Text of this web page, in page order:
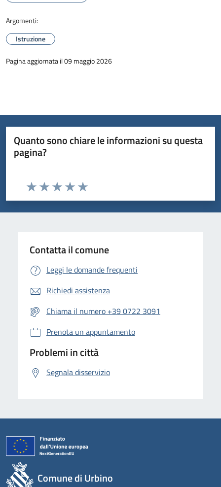
Argomenti:
Istruzione
Pagina aggiornata il 09 maggio 2026
Quanto sono chiare le informazioni su questa
pagina?
Valuta da 1 a 5 stelle la pagina
Valuta 5 stelle su 5
Valuta 4 stelle su 5
Valuta 3 stelle su 5
Valuta 2 stelle su 5
Valuta 1 stelle su 5
Contatta il comune
Leggi le domande frequenti
Richiedi assistenza
Chiama il numero +39 0722 3091
Prenota un appuntamento
Problemi in città
Segnala disservizio
Comune di Urbino